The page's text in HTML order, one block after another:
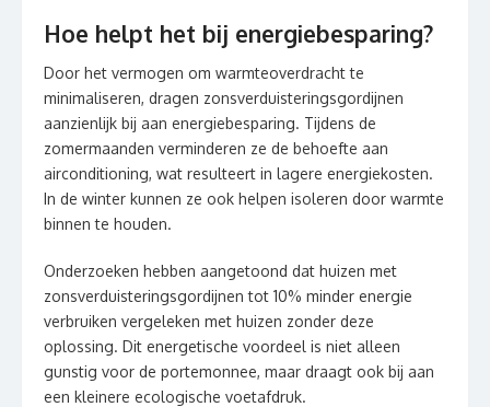
Hoe helpt het bij energiebesparing?
Door het vermogen om warmteoverdracht te
minimaliseren, dragen zonsverduisteringsgordijnen
aanzienlijk bij aan energiebesparing. Tijdens de
zomermaanden verminderen ze de behoefte aan
airconditioning, wat resulteert in lagere energiekosten.
In de winter kunnen ze ook helpen isoleren door warmte
binnen te houden.
Onderzoeken hebben aangetoond dat huizen met
zonsverduisteringsgordijnen tot 10% minder energie
verbruiken vergeleken met huizen zonder deze
oplossing. Dit energetische voordeel is niet alleen
gunstig voor de portemonnee, maar draagt ook bij aan
een kleinere ecologische voetafdruk.